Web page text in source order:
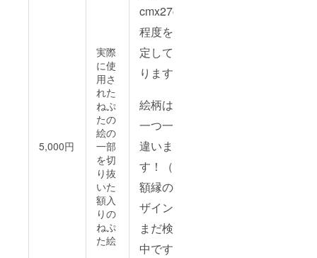
5,000円
実際
に使
用さ
れた
ねぷ
たの
絵の
一部
を切
り抜
いた
額入
りの
ねぷ
た絵
cmx27cm
程度を予
定してお
ります。
絵柄は、
一つ一つ
違いま
す！（※
額縁のデ
ザインは
まだ検討
中です。